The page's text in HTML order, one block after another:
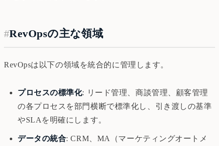
#RevOpsの主な領域
RevOpsは以下の領域を統合的に管理します。
プロセスの標準化: リード管理、商談管理、顧客管理
の各プロセスを部門横断で標準化し、引き渡しの基準
やSLAを明確にします。
データの統合: CRM、MA（マーケティングオートメ